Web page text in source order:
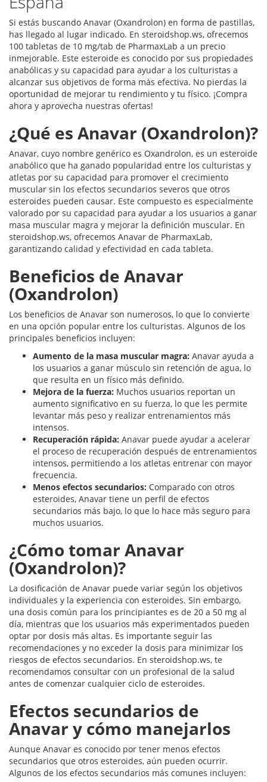
Si estás buscando Anavar (Oxandrolon) en forma de pastillas,
has llegado al lugar indicado. En steroidshop.ws, ofrecemos
100 tabletas de 10 mg/tab de PharmaxLab a un precio
inmejorable. Este esteroide es conocido por sus propiedades
anabólicas y su capacidad para ayudar a los culturistas a
alcanzar sus objetivos de forma más efectiva. No pierdas la
oportunidad de mejorar tu rendimiento y tu físico. ¡Compra
ahora y aprovecha nuestras ofertas!
¿Qué es Anavar (Oxandrolon)?
Anavar, cuyo nombre genérico es Oxandrolon, es un esteroide
anabólico que ha ganado popularidad entre los culturistas y
atletas por su capacidad para promover el crecimiento
muscular sin los efectos secundarios severos que otros
esteroides pueden causar. Este compuesto es especialmente
valorado por su capacidad para ayudar a los usuarios a ganar
masa muscular magra y mejorar la definición muscular. En
steroidshop.ws, ofrecemos Anavar de PharmaxLab,
garantizando calidad y efectividad en cada tableta.
Beneficios de Anavar
(Oxandrolon)
Los beneficios de Anavar son numerosos, lo que lo convierte
en una opción popular entre los culturistas. Algunos de los
principales beneficios incluyen:
Aumento de la masa muscular magra: Anavar ayuda a
los usuarios a ganar músculo sin retención de agua, lo
que resulta en un físico más definido.
Mejora de la fuerza: Muchos usuarios reportan un
aumento significativo en su fuerza, lo que les permite
levantar más peso y realizar entrenamientos más
intensos.
Recuperación rápida: Anavar puede ayudar a acelerar
el proceso de recuperación después de entrenamientos
intensos, permitiendo a los atletas entrenar con mayor
frecuencia.
Menos efectos secundarios: Comparado con otros
esteroides, Anavar tiene un perfil de efectos
secundarios más bajo, lo que lo hace más seguro para
muchos usuarios.
¿Cómo tomar Anavar
(Oxandrolon)?
La dosificación de Anavar puede variar según los objetivos
individuales y la experiencia con esteroides. Sin embargo,
una dosis común para los principiantes es de 20 a 50 mg al
día, mientras que los usuarios más experimentados pueden
optar por dosis más altas. Es importante seguir las
recomendaciones y no exceder la dosis para minimizar los
riesgos de efectos secundarios. En steroidshop.ws, te
recomendamos consultar con un profesional de la salud
antes de comenzar cualquier ciclo de esteroides.
Efectos secundarios de
Anavar y cómo manejarlos
Aunque Anavar es conocido por tener menos efectos
secundarios que otros esteroides, aún pueden ocurrir.
Algunos de los efectos secundarios más comunes incluyen: